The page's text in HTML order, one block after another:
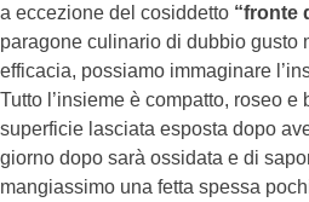
a eccezione del cosiddetto “fronte
paragone culinario di dubbio gusto
efficacia, possiamo immaginare
Tutto l’insieme è compatto, roseo e
superficie lasciata esposta dopo
giorno dopo sarà ossidata e di
mangiassimo una fetta spessa